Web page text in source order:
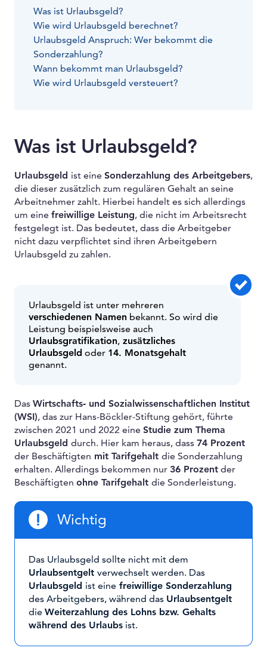
Was ist Urlaubsgeld?
Wie wird Urlaubsgeld berechnet?
Urlaubsgeld Anspruch: Wer bekommt die
Sonderzahlung?
Wann bekommt man Urlaubsgeld?
Wie wird Urlaubsgeld versteuert?
Was ist Urlaubsgeld?
Urlaubsgeld ist eine Sonderzahlung des Arbeitgebers,
die dieser zusätzlich zum regulären Gehalt an seine
Arbeitnehmer zahlt. Hierbei handelt es sich allerdings
um eine freiwillige Leistung, die nicht im Arbeitsrecht
festgelegt ist. Das bedeutet, dass die Arbeitgeber
nicht dazu verpflichtet sind ihren Arbeitgebern
Urlaubsgeld zu zahlen.
Urlaubsgeld ist unter mehreren
verschiedenen Namen bekannt. So wird die
Leistung beispielsweise auch
Urlaubsgratifikation, zusätzliches
Urlaubsgeld oder 14. Monatsgehalt
genannt.
Das Wirtschafts- und Sozialwissenschaftlichen Institut
(WSI), das zur Hans-Böckler-Stiftung gehört, führte
zwischen 2021 und 2022 eine Studie zum Thema
Urlaubsgeld durch. Hier kam heraus, dass 74 Prozent
der Beschäftigten mit Tarifgehalt die Sonderzahlung
erhalten. Allerdings bekommen nur 36 Prozent der
Beschäftigten ohne Tarifgehalt die Sonderleistung.
Wichtig
Das Urlaubsgeld sollte nicht mit dem
Urlaubsentgelt verwechselt werden. Das
Urlaubsgeld ist eine freiwillige Sonderzahlung
des Arbeitgebers, während das Urlaubsentgelt
die Weiterzahlung des Lohns bzw. Gehalts
während des Urlaubs ist.